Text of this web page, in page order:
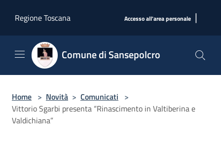
Regione Toscana
Accesso all'area personale |
Comune di Sansepolcro
Home > Novità > Comunicati >
Vittorio Sgarbi presenta “Rinascimento in Valtiberina e
Valdichiana”